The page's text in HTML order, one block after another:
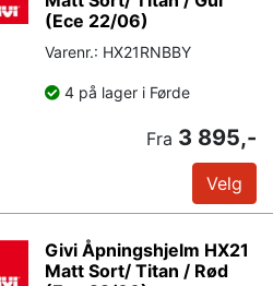
(Ece 22/06)
Varenr.: HX21RNBBY
4 på lager i Førde
Fra 3 895,-
Velg
Givi Åpningshjelm HX21
Matt Sort/ Titan / Rød